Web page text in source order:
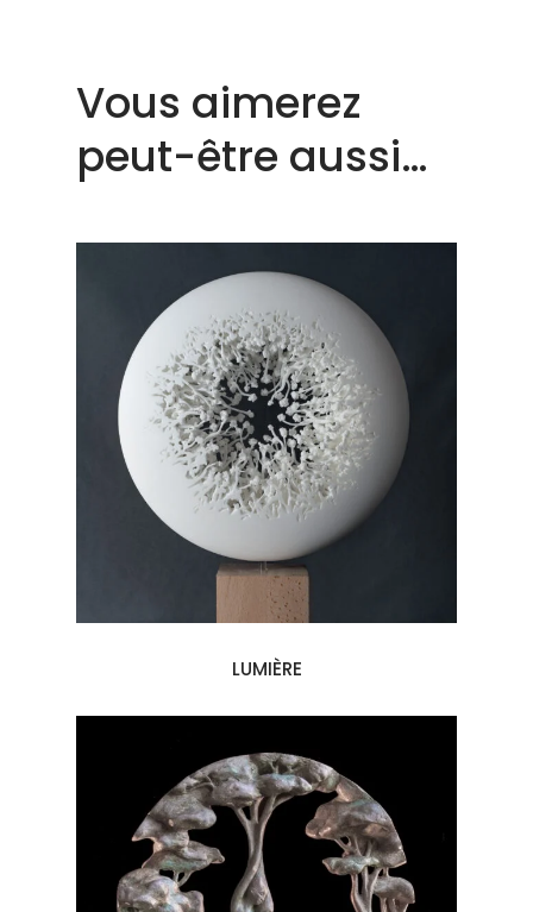
Vous aimerez
peut-être aussi…
LUMIÈRE